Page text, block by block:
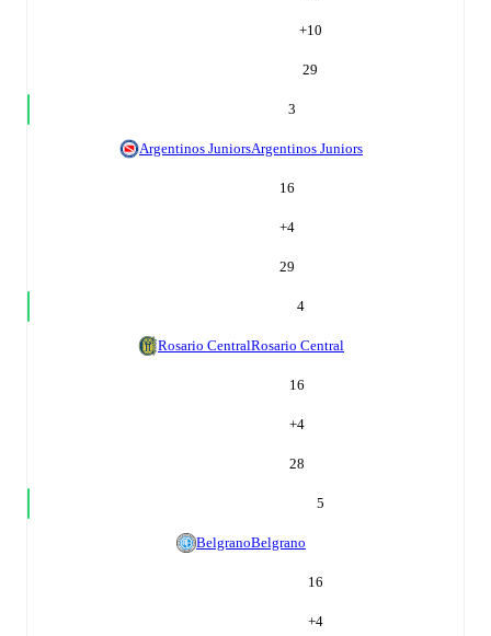
+10
29
3
Argentinos JuniorsArgentinos Juniors
16
+4
29
4
Rosario CentralRosario Central
16
+4
28
5
BelgranoBelgrano
16
+4